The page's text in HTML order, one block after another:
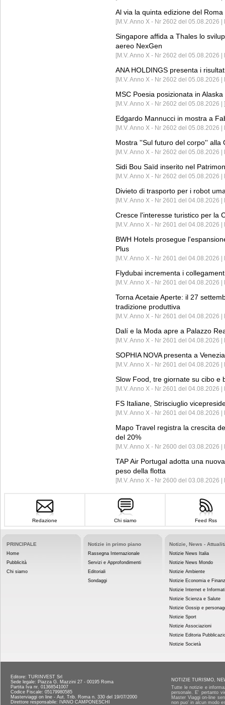
Al via la quinta edizione del
[M.V. Anno X - Nr 2602 del 05.08.2026 |
Singapore affida a Thales lo
aereo NexGen
[M.V. Anno X - Nr 2602 del 05.08.2026
ANA HOLDINGS presenta i
[M.V. Anno X - Nr 2602 del 05.08.2026
MSC Poesia posizionata in
[M.V. Anno X - Nr 2602 del 05.08.2026 | ]
Edgardo Mannucci in mostra a
[M.V. Anno X - Nr 2602 del 05.08.2026 |
Mostra ''Sul futuro del corpo'' alla
[M.V. Anno X - Nr 2602 del 05.08.2026
Sidi Bou Saïd inserito nel
[M.V. Anno X - Nr 2602 del 05.08.2026
Divieto di trasporto per i robot
[M.V. Anno X - Nr 2601 del 04.08.2026
Cresce l'interesse turistico per la
[M.V. Anno X - Nr 2601 del 04.08.2026 |
BWH Hotels prosegue
Plus
[M.V. Anno X - Nr 2601 del 04.08.2026 |
Flydubai incrementa i
[M.V. Anno X - Nr 2601 del 04.08.2026 |
Torna Acetaie Aperte: il 27
tradizione produttiva
[M.V. Anno X - Nr 2601 del 04.08.2026 |
Dalí e la Moda apre a Palazzo
[M.V. Anno X - Nr 2601 del 04.08.2026 |
SOPHIA NOVA presenta a
[M.V. Anno X - Nr 2601 del 04.08.2026
Slow Food, tre giornate su cibo e
[M.V. Anno X - Nr 2601 del 04.08.2026 |
FS Italiane, Strisciuglio
[M.V. Anno X - Nr 2601 del 04.08.2026 |
Mapo Travel registra la crescita
del 20%
[M.V. Anno X - Nr 2600 del 03.08.2026 |
TAP Air Portugal adotta una
peso della flotta
[M.V. Anno X - Nr 2600 del 03.08.2026
Redazione Chi siamo Feed Rss
PRINCIPALE
Home
Pubblicità
Chi siamo
Notizie in primo piano
Rassegna Internazionale
Servizi e Approfondimenti
Editoriali
Sondaggi
Notizie, News -
Notizie News Italia
Notizie News Mondo
Notizie Ambiente
Notizie Economia e
Notizie Internet e
Notizie Scienza e Salute
Notizie Gossip e
Notizie Sport
Notizie Associazioni
Notizie Editoria
Notizie Società
Editore: TURINVEST Srl
Sede legale: Piazza G. Mazzini 27 - 00195 Roma
Partita Iva nr. 01368541007
Codice Fiscale: 05179980585
Masterviaggi on line - Aut. Trib. Roma n. 330 del 19/07/2000
Direttore responsabile: IVANO CAMPONESCHI
NOTIZIE TURISMO,
Tutte le notizie e
personale. E' pertanto
Master Viaggi on-line
non puo' in alcun modo